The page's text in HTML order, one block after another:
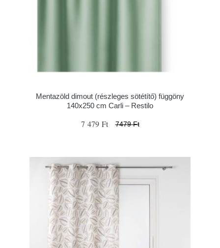
Mentazöld dimout (részleges sötétítő) függöny
140x250 cm Carli – Restilo
7 479 Ft 7479 Ft